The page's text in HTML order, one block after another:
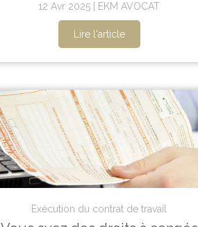
12 Avr 2025 EKM AVOCAT
Lire l'article
Exécution du contrat de travail